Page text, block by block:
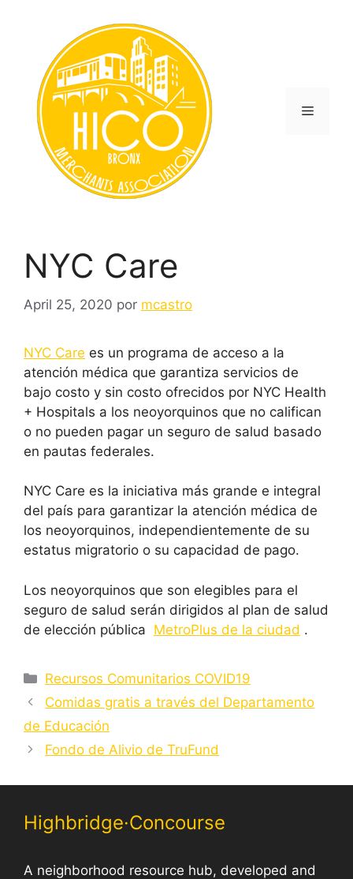
contenido
Menú
NYC Care
April 25, 2020 por mcastro
NYC Care es un programa de acceso a la
atención médica que garantiza servicios de
bajo costo y sin costo ofrecidos por NYC Health
+ Hospitals a los neoyorquinos que no califican
o no pueden pagar un seguro de salud basado
en pautas federales.
NYC Care es la iniciativa más grande e integral
del país para garantizar la atención médica de
los neoyorquinos, independientemente de su
estatus migratorio o su capacidad de pago.
Los neoyorquinos que son elegibles para el
seguro de salud serán dirigidos al plan de salud
de elección pública MetroPlus de la ciudad .
Categorías
Recursos Comunitarios COVID19
Comidas gratis a través del Departamento
de Educación
Fondo de Alivio de TruFund
Highbridge·Concourse
A neighborhood resource hub, developed and